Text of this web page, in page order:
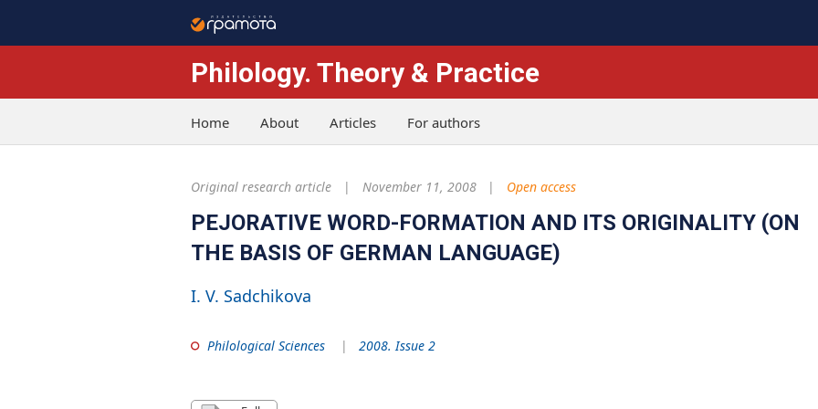
Philology. Theory & Practice
Home About Articles For authors
Original research article November 11, 2008 Open access
PEJORATIVE WORD-FORMATION AND ITS ORIGINALITY (ON
THE BASIS OF GERMAN LANGUAGE)
I. V. Sadchikova
Philological Sciences 2008. Issue 2